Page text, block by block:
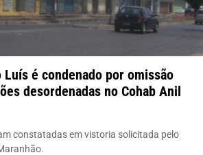
é condenado por omissão
desordenadas no Cohab Anil
constatadas em vistoria solicitada pelo